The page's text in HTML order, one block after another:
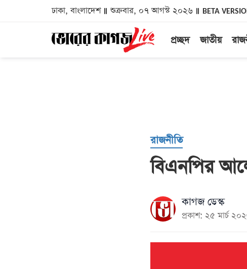
ঢাকা, বাংলাদেশ শুক্রবার, ০৭ আগস্ট ২০২৬ BETA
প্রচ্ছদ জাতীয়
রাজনীতি
বিএনপির
কাগজ ডেস্ক
প্রকাশ: ২৫ মার্চ